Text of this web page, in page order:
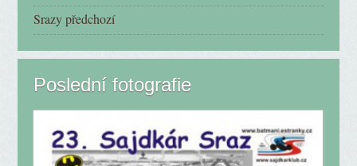
Srazy předchozí
Poslední fotografie